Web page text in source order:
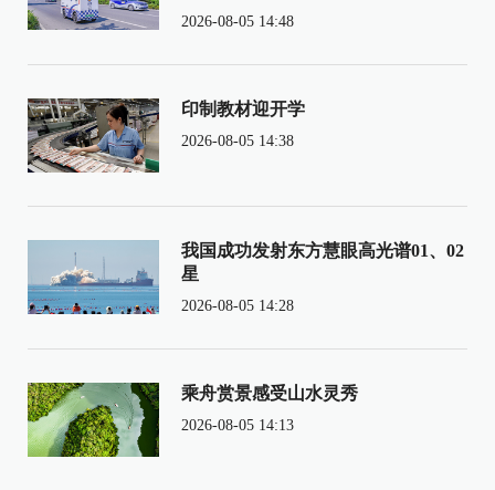
2026-08-05 14:48
印制教材迎开学
2026-08-05 14:38
我国成功发射东方慧眼高光谱01、02
星
2026-08-05 14:28
乘舟赏景感受山水灵秀
2026-08-05 14:13